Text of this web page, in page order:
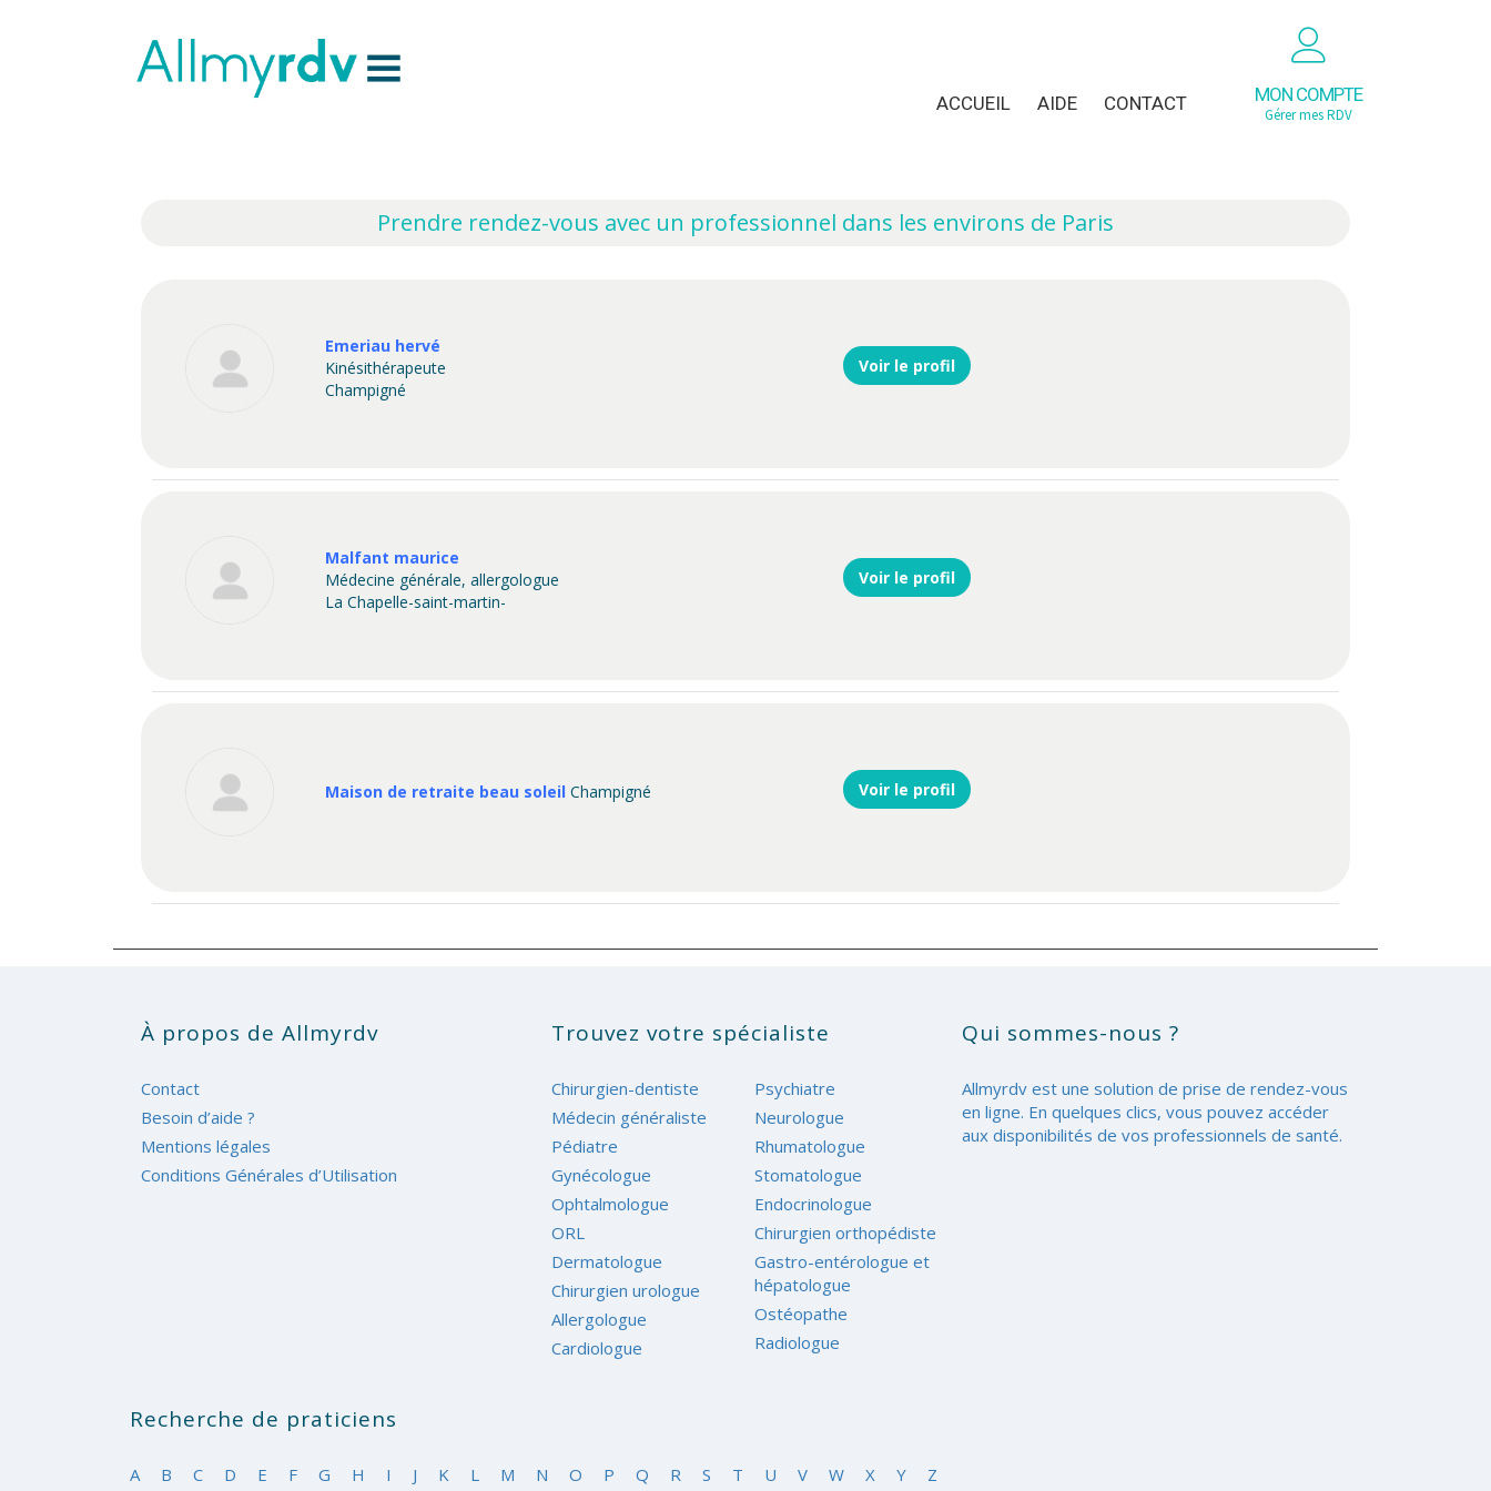
MON COMPTE
Gérer mes RDV
ACCUEIL AIDE CONTACT
Prendre rendez-vous avec un professionnel dans les environs de Paris
Emeriau hervé
Kinésithérapeute
Champigné
Voir le profil
Malfant maurice
Médecine générale, allergologue
La Chapelle-saint-martin-
Voir le profil
Maison de retraite beau soleil Champigné Voir le profil
À propos de Allmyrdv
Contact
Besoin d’aide ?
Mentions légales
Conditions Générales d’Utilisation
Trouvez votre spécialiste
Chirurgien-dentiste
Médecin généraliste
Pédiatre
Gynécologue
Ophtalmologue
ORL
Dermatologue
Chirurgien urologue
Allergologue
Cardiologue
Psychiatre
Neurologue
Rhumatologue
Stomatologue
Endocrinologue
Chirurgien orthopédiste
Gastro-entérologue et
hépatologue
Ostéopathe
Radiologue
Qui sommes-nous ?
Allmyrdv est une solution de prise de rendez-vous
en ligne. En quelques clics, vous pouvez accéder
aux disponibilités de vos professionnels de santé.
Recherche de praticiens
A B C D E F G H I J K L M N O P Q R S T U V W X Y Z